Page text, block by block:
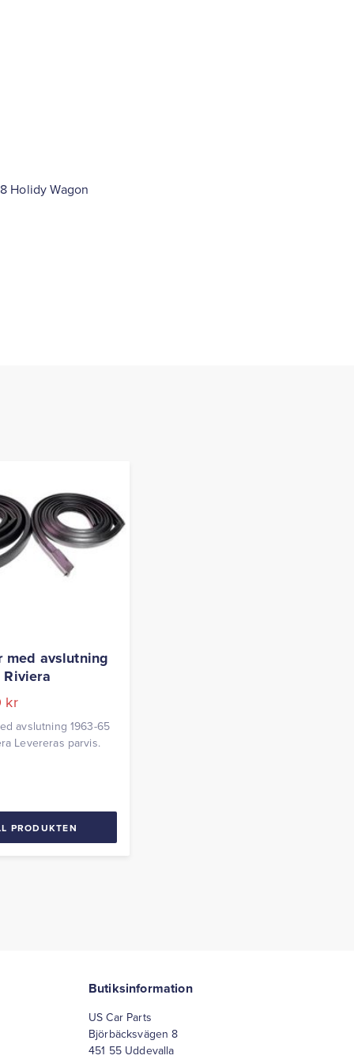
Holidy Wagon
med avslutning
kr
avslutning 1963-65
Levereras parvis.
PRODUKTEN
Butiksinformation
US Car Parts
Björbäcksvägen 8
451 55 Uddevalla